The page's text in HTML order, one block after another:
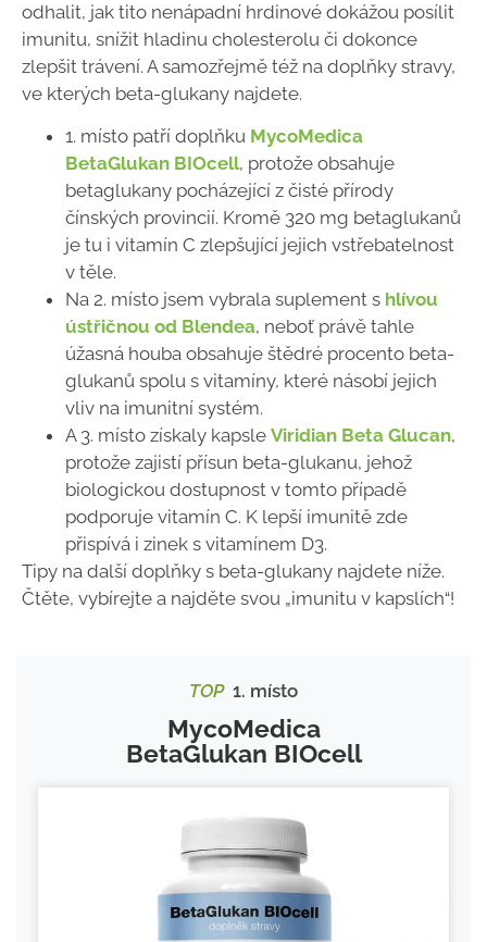
odhalit, jak tito nenápadní hrdinové dokážou posílit
imunitu, snížit hladinu cholesterolu či dokonce
zlepšit trávení. A samozřejmě též na doplňky stravy,
ve kterých beta-glukany najdete.
1. místo patří doplňku MycoMedica
BetaGlukan BIOcell, protože obsahuje
betaglukany pocházející z čisté přírody
čínských provincií. Kromě 320 mg betaglukanů
je tu i vitamín C zlepšující jejich vstřebatelnost
v těle.
Na 2. místo jsem vybrala suplement s hlívou
ústřičnou od Blendea, neboť právě tahle
úžasná houba obsahuje štědré procento beta-
glukanů spolu s vitamíny, které násobí jejich
vliv na imunitní systém.
A 3. místo získaly kapsle Viridian Beta Glucan,
protože zajistí přísun beta-glukanu, jehož
biologickou dostupnost v tomto případě
podporuje vitamín C. K lepší imunitě zde
přispívá i zinek s vitamínem D3.
Tipy na další doplňky s beta-glukany najdete níže.
Čtěte, vybírejte a najděte svou „imunitu v kapslích“!
TOP1. místo
MycoMedica
BetaGlukan BIOcell